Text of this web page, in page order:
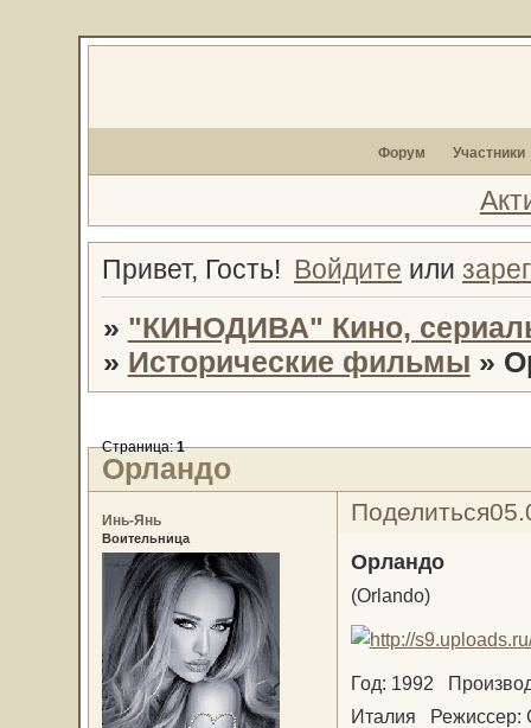
Форум Участники
Привет, Гость! Войдите или
» "КИНОДИВА" Кино,
» Исторические фильмы »
Орландо
Страница:1
Поделиться
Инь-Янь
Воительница
Орландо
(Orlando)
Год: 1992
Италия Режиссер: